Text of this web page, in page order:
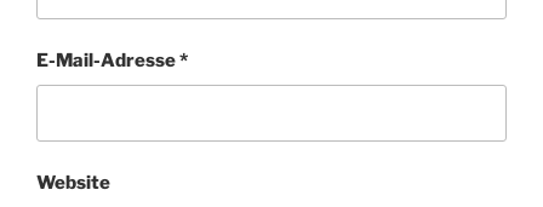
E-Mail-Adresse*
Website